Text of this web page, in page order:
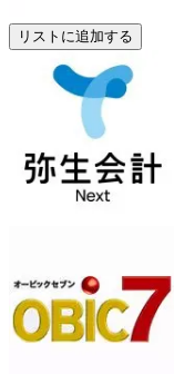
リストに追加する